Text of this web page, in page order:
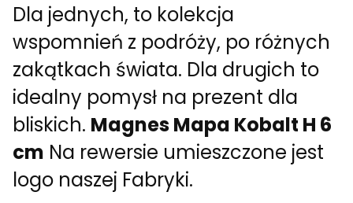
Dla jednych, to kolekcja
wspomnień z podróży, po różnych
zakątkach świata. Dla drugich to
idealny pomysł na prezent dla
bliskich. Magnes Mapa Kobalt H 6
cm Na rewersie umieszczone jest
logo naszej Fabryki.